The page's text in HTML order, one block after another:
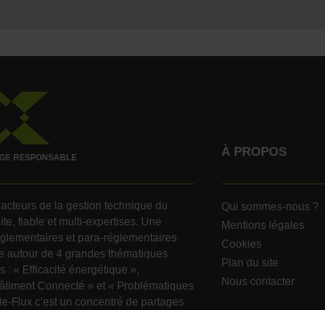
RESPONSABLE
de la gestion technique du
fiable et multi-expertises. Une
et para-réglementaires
autour de 4 grandes thématiques
: « Efficacité énergétique »,
Connecté » et « Problématiques
Flux c’est un concentré de partages
À PROPOS
Qui sommes-nous ?
Mentions légales
Cookies
Plan du site
Nous contacter